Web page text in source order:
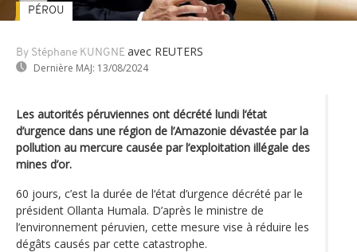
By Stéphane KUNGNE avec REUTERS
Dernière MAJ: 13/08/2024
PÉROU
Les autorités péruviennes ont décrété lundi l‘état
d’urgence dans une région de l’Amazonie dévastée par la
pollution au mercure causée par l’exploitation illégale des
mines d’or.
60 jours, c’est la durée de l‘état d’urgence décrété par le
président Ollanta Humala. D’après le ministre de
l’environnement péruvien, cette mesure vise à réduire les
dégâts causés par cette catastrophe.